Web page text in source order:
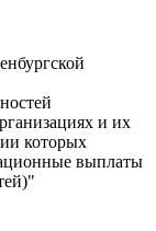
и их
которых
выплаты